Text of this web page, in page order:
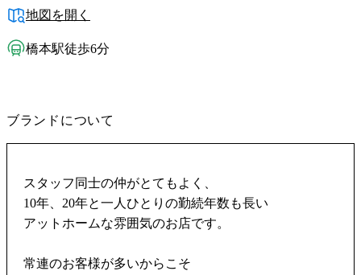
地図を開く
橋本駅徒歩6分
ブランドについて
スタッフ同士の仲がとてもよく、
10年、20年と一人ひとりの勤続年数も長い
アットホームな雰囲気のお店です。
常連のお客様が多いからこそ